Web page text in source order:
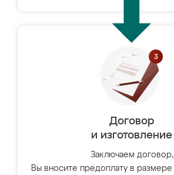
Договор
и изготовление
Заключаем договор,
Вы вносите предоплату в размере